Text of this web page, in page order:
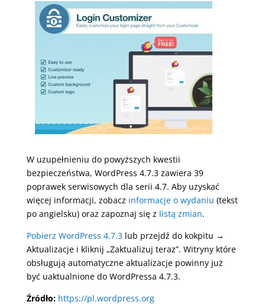
W uzupełnieniu do powyższych kwestii
bezpieczeństwa, WordPress 4.7.3 zawiera 39
poprawek serwisowych dla serii 4.7. Aby uzyskać
więcej informacji, zobacz informacje o wydaniu (tekst
po angielsku) oraz zapoznaj się z listą zmian.
Pobierz WordPress 4.7.3lub przejdź do kokpitu →
Aktualizacje i kliknij „Zaktualizuj teraz”. Witryny które
obsługują automatyczne aktualizacje powinny już
być uaktualnione do WordPressa 4.7.3.
Źródło: https://pl.wordpress.org